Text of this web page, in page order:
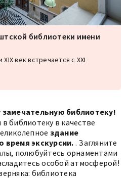
библиотеки имени
век встречается с XXI
замечательную библиотеку!
библиотеку в качестве
здание
время экскурсии. . Загляните
полюбуйтесь орнаментами
особой атмосферой!
библиотека